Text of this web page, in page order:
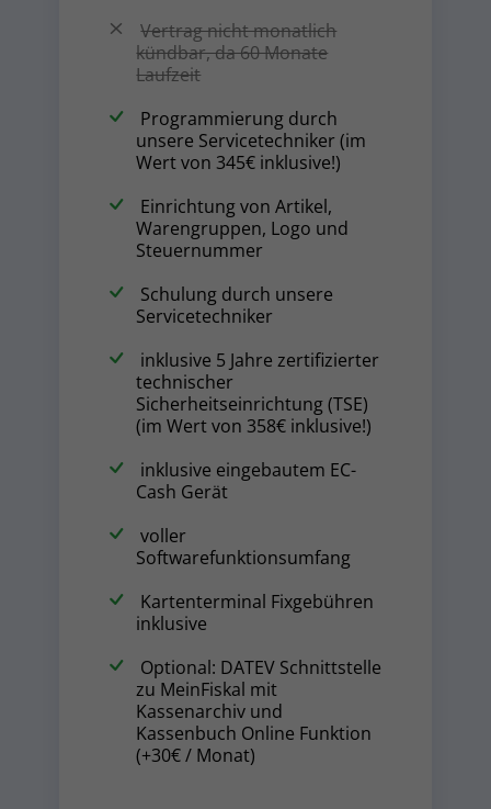
Vertrag nicht monatlich
kündbar, da 60 Monate
Laufzeit
Programmierung durch
unsere Servicetechniker (im
Wert von 345€ inklusive!)
Einrichtung von Artikel,
Warengruppen, Logo und
Steuernummer
Schulung durch unsere
Servicetechniker
inklusive 5 Jahre zertifizierter
technischer
Sicherheitseinrichtung (TSE)
(im Wert von 358€ inklusive!)
inklusive eingebautem EC-
Cash Gerät
voller
Softwarefunktionsumfang
Kartenterminal Fixgebühren
inklusive
Optional: DATEV Schnittstelle
zu MeinFiskal mit
Kassenarchiv und
Kassenbuch Online Funktion
(+30€ / Monat)